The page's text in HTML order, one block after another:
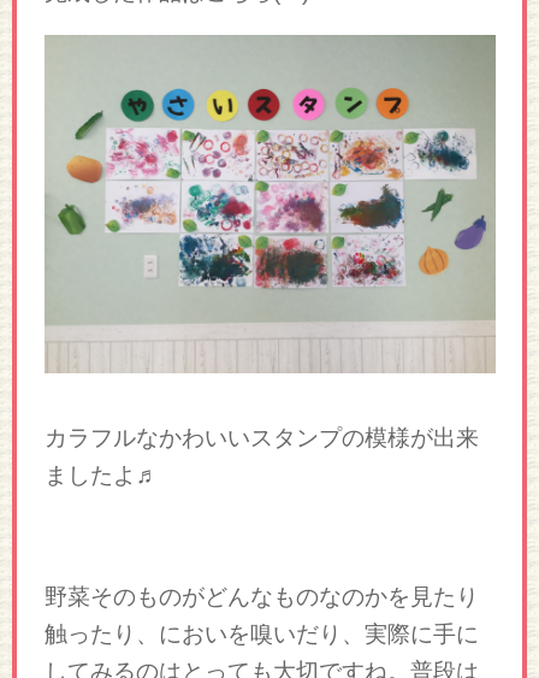
カラフルなかわいいスタンプの模様が出来
ましたよ♬
野菜そのものがどんなものなのかを見たり
触ったり、においを嗅いだり、実際に手に
してみるのはとっても大切ですね。普段は